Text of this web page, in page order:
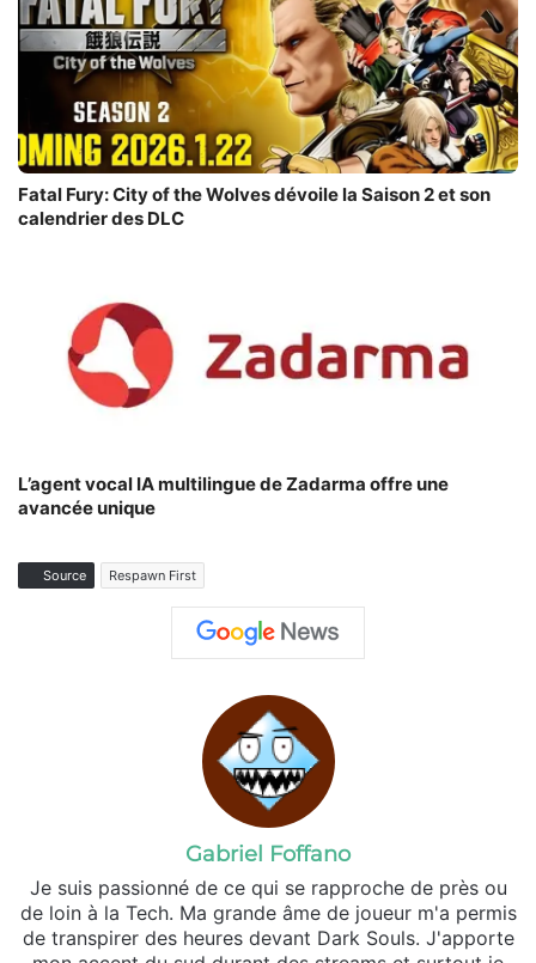
Fatal Fury: City of the Wolves dévoile la Saison 2 et son
calendrier des DLC
L’agent vocal IA multilingue de Zadarma offre une
avancée unique
Source Respawn First
Gabriel Foffano
Je suis passionné de ce qui se rapproche de près ou
de loin à la Tech. Ma grande âme de joueur m'a permis
de transpirer des heures devant Dark Souls. J'apporte